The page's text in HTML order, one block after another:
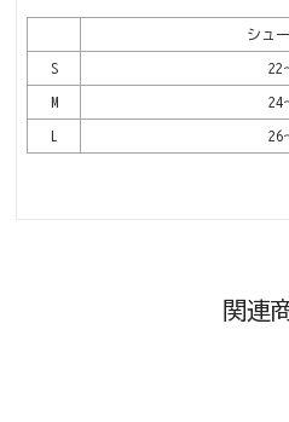
シュ
S 22
M 24
L 26
関連